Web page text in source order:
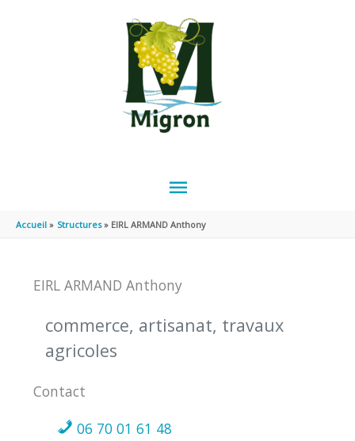
MENU
PRINCIPAL
Accueil Structures EIRL ARMAND Anthony
EIRL ARMAND Anthony
commerce, artisanat, travaux
agricoles
Contact
06 70 01 61 48